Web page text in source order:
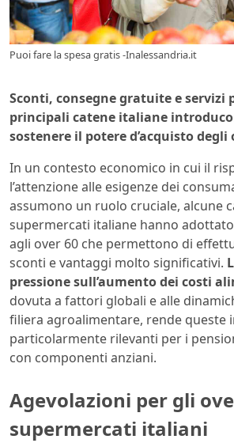
Puoi fare la spesa gratis -Inalessandria.it
Sconti, consegne gratuite e servizi
principali catene italiane
sostenere il potere d’acquisto degli
In un contesto economico in cui il
l’attenzione alle esigenze dei
assumono un ruolo cruciale, alcune
supermercati italiane hanno
agli over 60 che permettono di
sconti e vantaggi molto significativi.
pressione sull’aumento dei costi
dovuta a fattori globali e alle
filiera agroalimentare, rende queste
particolarmente rilevanti per i
con componenti anziani.
Agevolazioni per gli
supermercati italiani